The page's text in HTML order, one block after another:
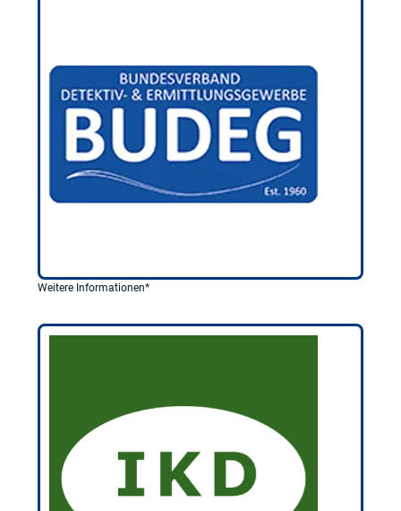
Weitere Informationen*